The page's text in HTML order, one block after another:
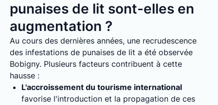
punaises de lit sont-elles en
augmentation ?
Au cours des dernières années, une recrudescence
des infestations de punaises de lit a été observée
Bobigny. Plusieurs facteurs contribuent à cette
hausse :
L'accroissement du tourisme international
favorise l'introduction et la propagation de ces